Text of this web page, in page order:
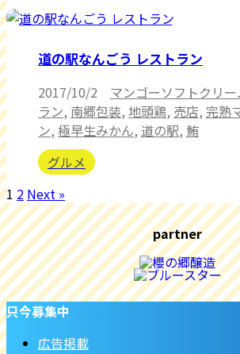
道の駅なんごう レストラン
2017/10/2 マンゴーソフトクリー
ラン, 南郷包装, 地頭鶏, 売店, 完熟
ン, 極早生みかん, 道の駅, 鮪
グルメ
1 2 Next »
partner
只今募集中
広告掲載